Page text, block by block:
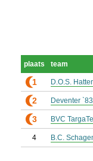
plaats team
1 D.O.S.
2 Deventer
3 BVC
4 B.C.